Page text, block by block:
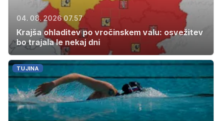
04. 08. 2026 07.57
Krajša ohladitev po vročinskem valu: osvežitev
bo trajala le nekaj dni
TUJINA